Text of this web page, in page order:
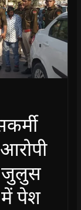
जुलुस
में पेश